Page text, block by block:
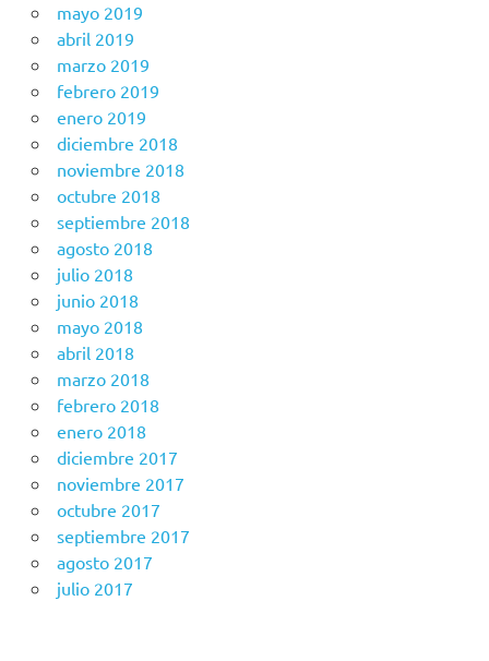
mayo 2019
abril 2019
marzo 2019
febrero 2019
enero 2019
diciembre 2018
noviembre 2018
octubre 2018
septiembre 2018
agosto 2018
julio 2018
junio 2018
mayo 2018
abril 2018
marzo 2018
febrero 2018
enero 2018
diciembre 2017
noviembre 2017
octubre 2017
septiembre 2017
agosto 2017
julio 2017